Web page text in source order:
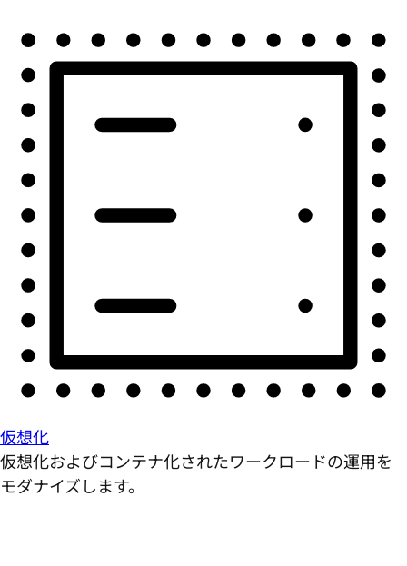
仮想化
仮想化およびコンテナ化されたワークロードの運用を
モダナイズします。